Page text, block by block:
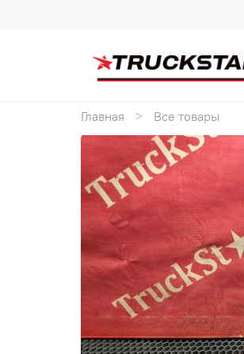
Главная Все товары